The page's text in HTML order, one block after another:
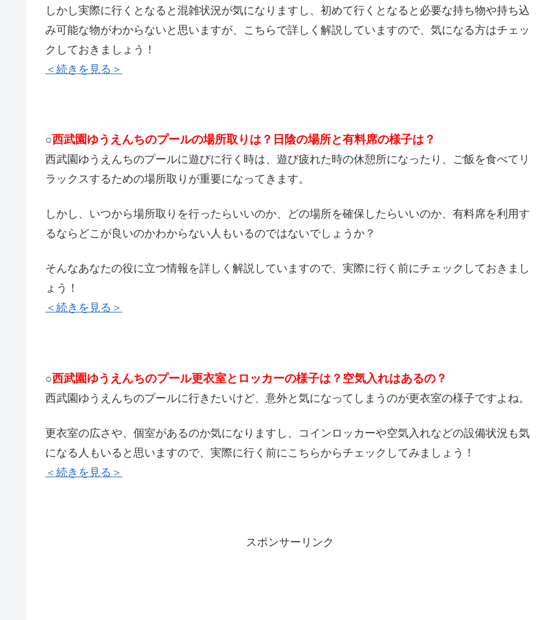
しかし実際に行くとなると混雑状況が気になりますし、初めて行くとなると必要な持ち物や持ち込
み可能な物がわからないと思いますが、こちらで詳しく解説していますので、気になる方はチェッ
クしておきましょう！
＜続きを見る＞
○西武園ゆうえんちのプールの場所取りは？日陰の場所と有料席の様子は？
西武園ゆうえんちのプールに遊びに行く時は、遊び疲れた時の休憩所になったり、ご飯を食べてリ
ラックスするための場所取りが重要になってきます。
しかし、いつから場所取りを行ったらいいのか、どの場所を確保したらいいのか、有料席を利用す
るならどこが良いのかわからない人もいるのではないでしょうか？
そんなあなたの役に立つ情報を詳しく解説していますので、実際に行く前にチェックしておきまし
ょう！
＜続きを見る＞
○西武園ゆうえんちのプール更衣室とロッカーの様子は？空気入れはあるの？
西武園ゆうえんちのプールに行きたいけど、意外と気になってしまうのが更衣室の様子ですよね。
更衣室の広さや、個室があるのか気になりますし、コインロッカーや空気入れなどの設備状況も気
になる人もいると思いますので、実際に行く前にこちらからチェックしてみましょう！
＜続きを見る＞
スポンサーリンク